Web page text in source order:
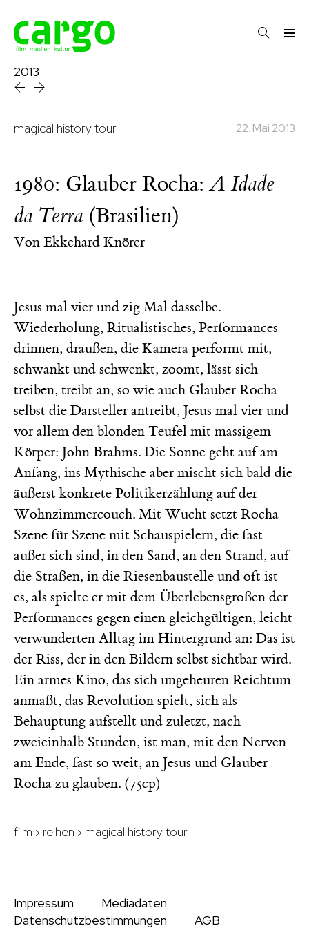
2013
magical history tour 22. Mai 2013
1980: Glauber Rocha:A Idade
da Terra (Brasilien)
Von Ekkehard Knörer
Jesus mal vier und zig Mal dasselbe.
Wiederholung, Ritualistisches, Performances
drinnen, draußen, die Kamera performt mit,
schwankt und schwenkt, zoomt, lässt sich
treiben, treibt an, so wie auch Glauber Rocha
selbst die Darsteller antreibt, Jesus mal vier und
vor allem den blonden Teufel mit massigem
Körper: John Brahms. Die Sonne geht auf am
Anfang, ins Mythische aber mischt sich bald die
äußerst konkrete Politikerzählung auf der
Wohnzimmercouch. Mit Wucht setzt Rocha
Szene für Szene mit Schauspielern, die fast
außer sich sind, in den Sand, an den Strand, auf
die Straßen, in die Riesenbaustelle und oft ist
es, als spielte er mit dem Überlebensgroßen der
Performances gegen einen gleichgültigen, leicht
verwunderten Alltag im Hintergrund an: Das ist
der Riss, der in den Bildern selbst sichtbar wird.
Ein armes Kino, das sich ungeheuren Reichtum
anmaßt, das Revolution spielt, sich als
Behauptung aufstellt und zuletzt, nach
zweieinhalb Stunden, ist man, mit den Nerven
am Ende, fast so weit, an Jesus und Glauber
Rocha zu glauben. (75cp)
film › reihen › magical history tour
Impressum
Mediadaten
Datenschutzbestimmungen
AGB